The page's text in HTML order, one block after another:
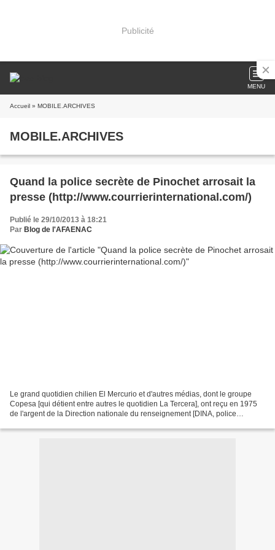
Publicité
MENU
Accueil » MOBILE.ARCHIVES
MOBILE.ARCHIVES
Quand la police secrète de Pinochet arrosait la
presse (http://www.courrierinternational.com/)
Publié le 29/10/2013 à 18:21
Par Blog de l'AFAENAC
Le grand quotidien chilien El Mercurio et d'autres médias, dont le groupe
Copesa [qui détient entre autres le quotidien La Tercera], ont reçu en 1975
de l'argent de la Direction nationale du renseignement [DINA, police